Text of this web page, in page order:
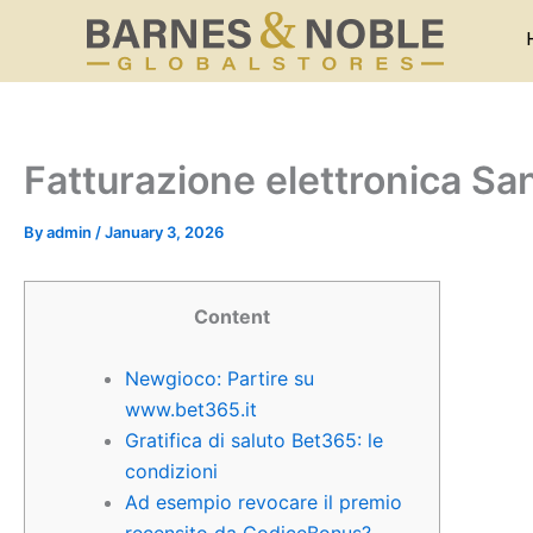
content
Fatturazione elettronica
Byadmin /January 3, 2026
Content
Newgioco: Partire su
www.bet365.it
Gratifica di saluto Bet365: le
condizioni
Ad esempio revocare il premio